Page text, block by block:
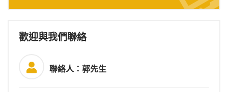
歡迎與我們聯絡
聯絡人：郭先生